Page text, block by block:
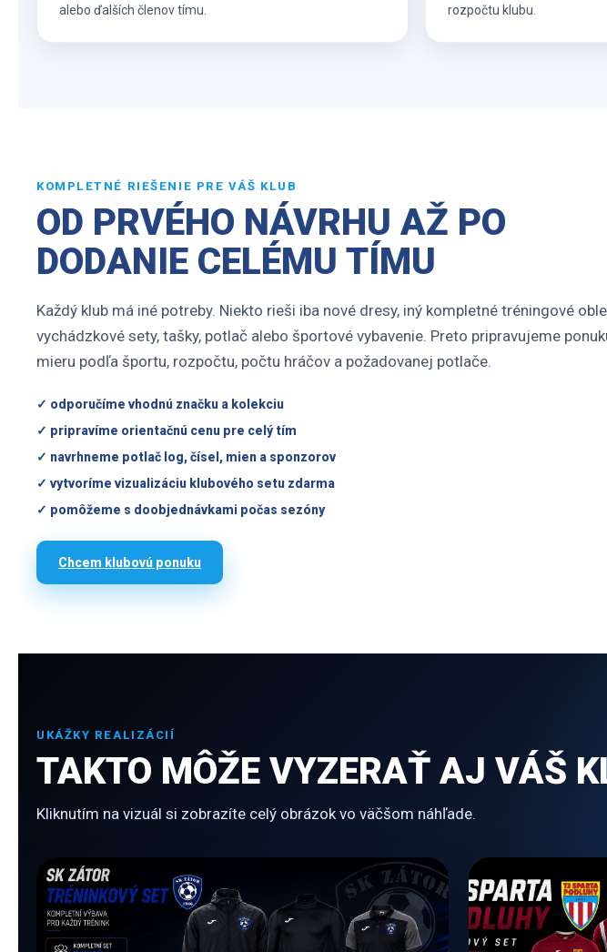
alebo ďalších členov tímu.
rozpočtu klubu.
KOMPLETNÉ RIEŠENIE PRE VÁŠ KLUB
OD PRVÉHO NÁVRHU AŽ PO
DODANIE CELÉMU TÍMU
Každý klub má iné potreby. Niekto rieši iba nové dresy, iný kompletné tréningové
vychádzkové sety, tašky, potlač alebo športové vybavenie. Preto pripravujeme
mieru podľa športu, rozpočtu, počtu hráčov a požadovanej potlače.
✓ odporučíme vhodnú značku a kolekciu
✓ pripravíme orientačnú cenu pre celý tím
✓ navrhneme potlač log, čísel, mien a sponzorov
✓ vytvoríme vizualizáciu klubového setu zdarma
✓ pomôžeme s doobjednávkami počas sezóny
Chcem klubovú ponuku
UKÁŽKY REALIZÁCIÍ
TAKTO MÔŽE VYZERAŤ AJ VÁŠ
Kliknutím na vizuál si zobrazíte celý obrázok vo väčšom náhľade.